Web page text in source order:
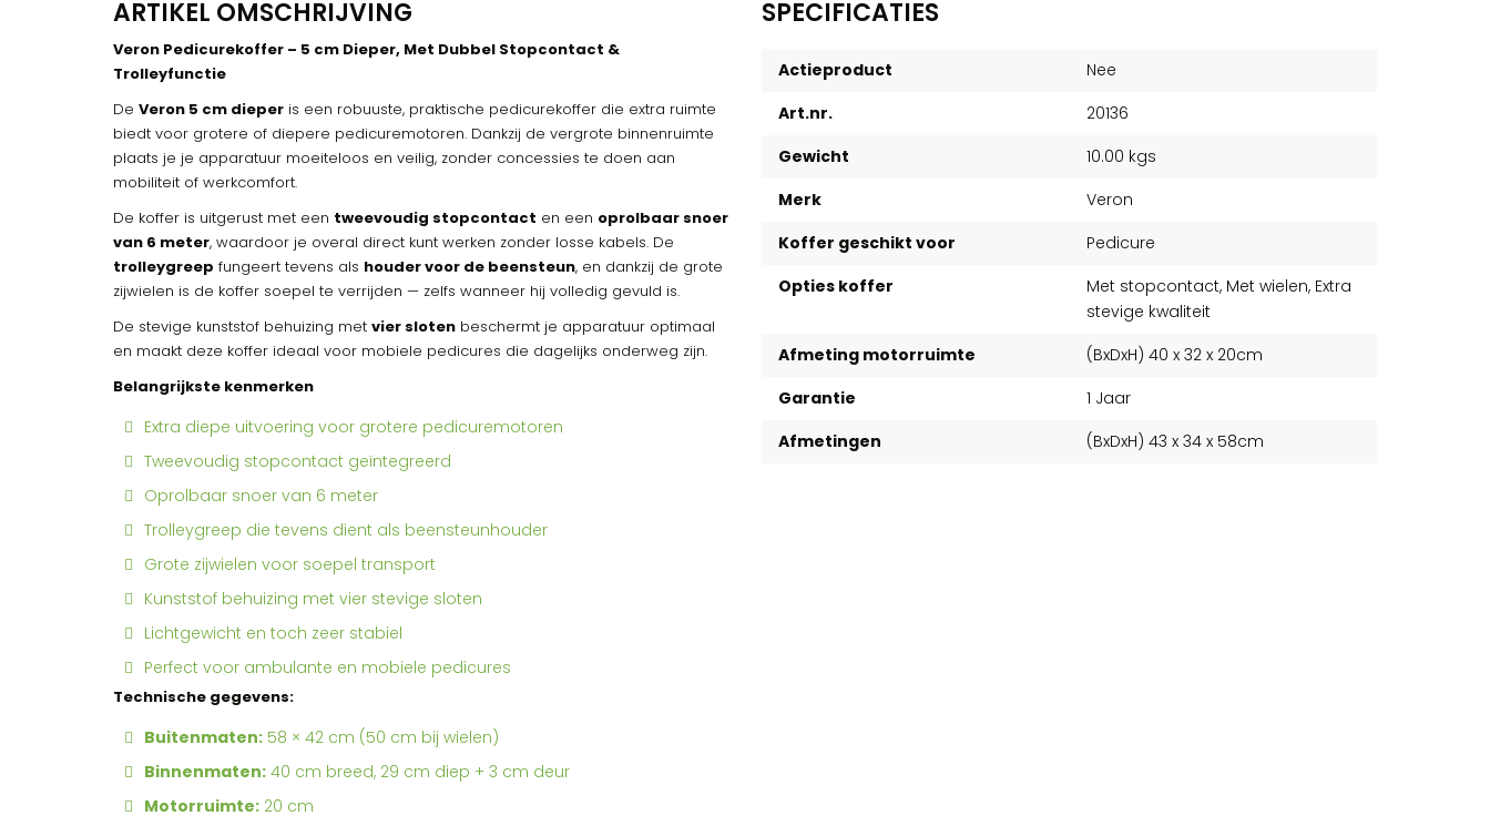
ARTIKEL OMSCHRIJVING
Veron Pedicurekoffer – 5 cm Dieper, Met Dubbel Stopcontact &
Trolleyfunctie
De Veron 5 cm dieper is een robuuste, praktische pedicurekoffer die extra ruimte
biedt voor grotere of diepere pedicuremotoren. Dankzij de vergrote binnenruimte
plaats je je apparatuur moeiteloos en veilig, zonder concessies te doen aan
mobiliteit of werkcomfort.
De koffer is uitgerust met een tweevoudig stopcontact en een oprolbaar snoer
van 6 meter, waardoor je overal direct kunt werken zonder losse kabels. De
trolleygreep fungeert tevens als houder voor de beensteun, en dankzij de grote
zijwielen is de koffer soepel te verrijden — zelfs wanneer hij volledig gevuld is.
De stevige kunststof behuizing met vier sloten beschermt je apparatuur optimaal
en maakt deze koffer ideaal voor mobiele pedicures die dagelijks onderweg zijn.
Belangrijkste kenmerken
Extra diepe uitvoering voor grotere pedicuremotoren
Tweevoudig stopcontact geïntegreerd
Oprolbaar snoer van 6 meter
Trolleygreep die tevens dient als beensteunhouder
Grote zijwielen voor soepel transport
Kunststof behuizing met vier stevige sloten
Lichtgewicht en toch zeer stabiel
Perfect voor ambulante en mobiele pedicures
Technische gegevens:
Buitenmaten: 58 × 42 cm (50 cm bij wielen)
Binnenmaten: 40 cm breed, 29 cm diep + 3 cm deur
Motorruimte: 20 cm
SPECIFICATIES
Actieproduct
Nee
Art.nr.
20136
Gewicht
10.00 kgs
Merk
Veron
Koffer geschikt voor
Pedicure
Opties koffer
Met stopcontact, Met wielen, Extra
stevige kwaliteit
Afmeting motorruimte
(BxDxH) 40 x 32 x 20cm
Garantie
1 Jaar
Afmetingen
(BxDxH) 43 x 34 x 58cm